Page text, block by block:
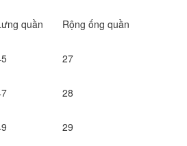
quần Rộng ống quần
27
28
29